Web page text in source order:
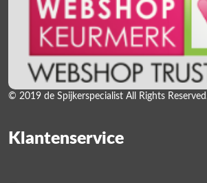
© 2019 de Spijkerspecialist All Rights
Klantenservice